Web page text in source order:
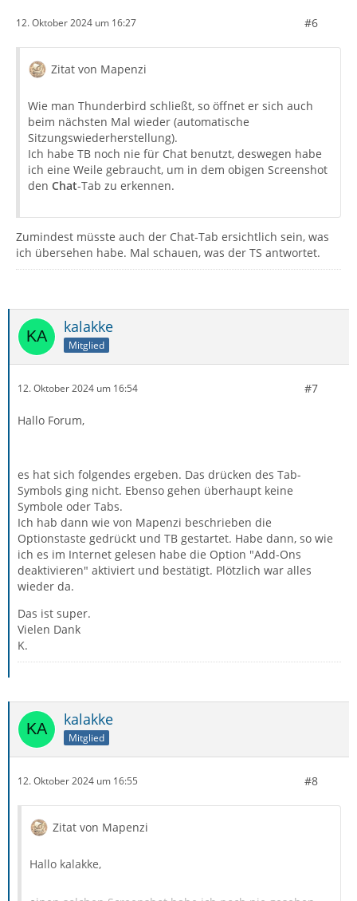
12. Oktober 2024 um 16:27 #6
Zitat von Mapenzi
Wie man Thunderbird schließt, so öffnet er sich auch
beim nächsten Mal wieder (automatische
Sitzungswiederherstellung).
Ich habe TB noch nie für Chat benutzt, deswegen habe
ich eine Weile gebraucht, um in dem obigen Screenshot
den Chat-Tab zu erkennen.
Zumindest müsste auch der Chat-Tab ersichtlich sein, was
ich übersehen habe. Mal schauen, was der TS antwortet.
kalakke
Mitglied
12. Oktober 2024 um 16:54 #7
Hallo Forum,
es hat sich folgendes ergeben. Das drücken des Tab-
Symbols ging nicht. Ebenso gehen überhaupt keine
Symbole oder Tabs.
Ich hab dann wie von Mapenzi beschrieben die
Optionstaste gedrückt und TB gestartet. Habe dann, so wie
ich es im Internet gelesen habe die Option "Add-Ons
deaktivieren" aktiviert und bestätigt. Plötzlich war alles
wieder da.
Das ist super.
Vielen Dank
K.
kalakke
Mitglied
12. Oktober 2024 um 16:55 #8
Zitat von Mapenzi
Hallo kalakke,